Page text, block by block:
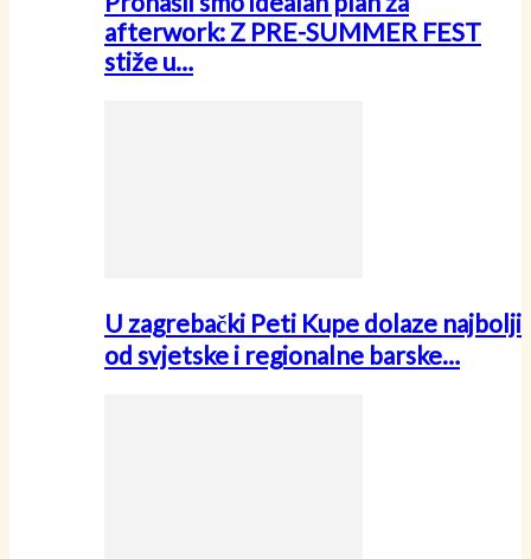
afterwork: Z PRE-SUMMER FEST
stiže u…
U zagrebački Peti Kupe dolaze najbolji
od svjetske i regionalne barske…